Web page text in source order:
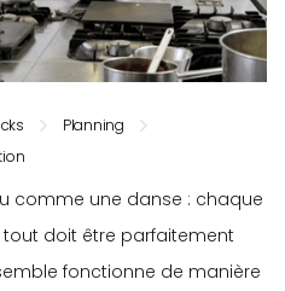
Planning
comme une danse : chaque
doit être parfaitement
fonctionne de manière